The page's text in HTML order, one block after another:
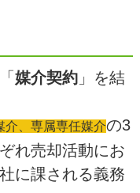
媒介契約」を結
介、専属専任媒介の3
れ売却活動にお
に課される義務